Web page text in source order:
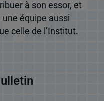
à son essor, et
une équipe aussi
celle de l’Institut.